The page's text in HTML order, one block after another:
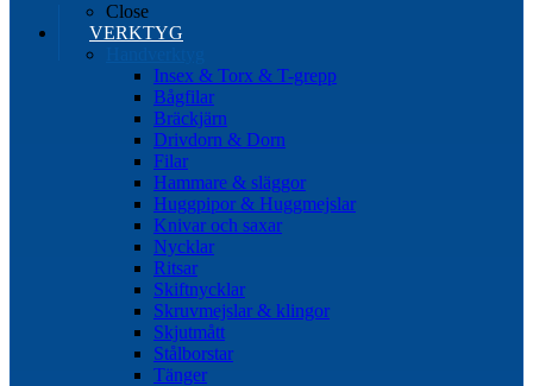
Close
VERKTYG
Insex & Torx & T-grepp
Bågfilar
Bräckjärn
Drivdorn & Dorn
Filar
Hammare & släggor
Huggpipor & Huggmejslar
Knivar och saxar
Nycklar
Ritsar
Skiftnycklar
Skruvmejslar & klingor
Skjutmått
Stålborstar
Tänger